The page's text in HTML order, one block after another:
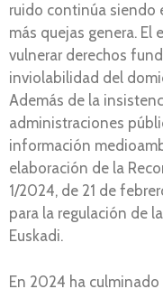
ruido continúa siendo
más quejas genera.
vulnerar derechos
inviolabilidad del
Además de la
administraciones
información
elaboración de la
1/2024, de 21 de
para la regulación de
Euskadi.
En 2024 ha